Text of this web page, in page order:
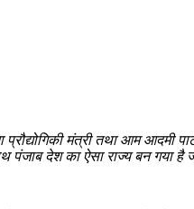
मंत्री तथा आम आदमी
पंजाब देश का ऐसा राज्य बन गया